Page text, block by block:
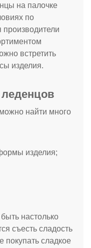
на палочке
по
встретить
изделия.
найти много
изделия;
настолько
съесть сладость
покупать сладкое